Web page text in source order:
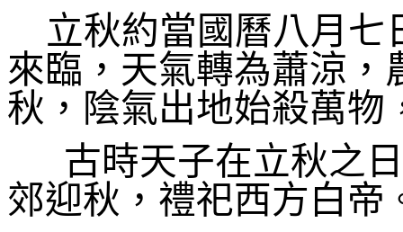
立秋約當國曆八月
來臨，天氣轉為蕭涼，
秋，陰氣出地始殺萬物
古時天子在立秋之
郊迎秋，禮祀西方白帝